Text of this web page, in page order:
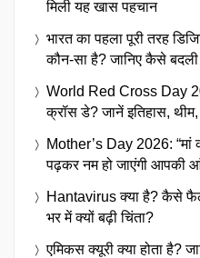
मिली यह खास पहचान
भारत का पहला पूरी तरह
कौन-सा है? जानिए कैसे बदली
World Red Cross Day
क्रॉस डे? जानें इतिहास, थीम,
Mother’s Day 2026: “मां
पढ़कर नम हो जाएंगी आपकी
Hantavirus क्या है? कैसे
भर में क्यों बढ़ी चिंता?
एमिकस क्यूरी क्या होता है?